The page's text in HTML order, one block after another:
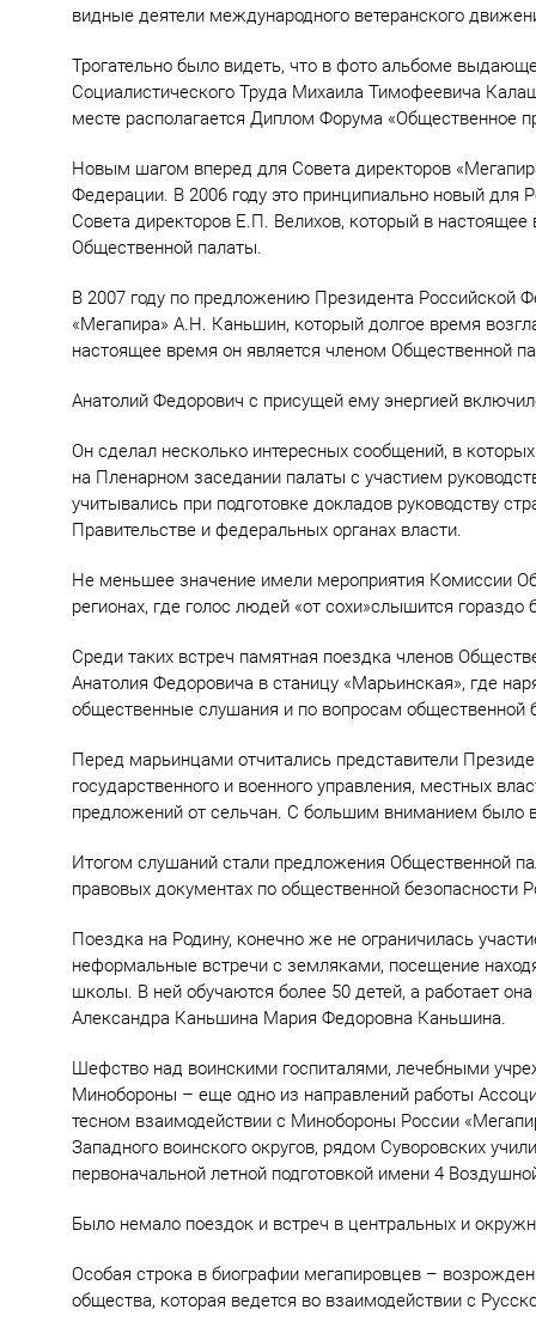
видные деятели международного ветеранского
Трогательно было видеть, что в фото альбоме
Социалистического Труда Михаила Тимофеевича
месте располагается Диплом Форума «Общественное
Новым шагом вперед для Совета директоров
Федерации. В 2006 году это принципиально новый для
Совета директоров Е.П. Велихов, который в
Общественной палаты.
В 2007 году по предложению Президента Российской
«Мегапира» А.Н. Каньшин, который долгое время
настоящее время он является членом Общественной
Анатолий Федорович с присущей ему энергией
Он сделал несколько интересных сообщений, в
на Пленарном заседании палаты с участием
учитывались при подготовке докладов руководству
Правительстве и федеральных органах власти.
Не меньшее значение имели мероприятия Комиссии
регионах, где голос людей «от сохи»слышится
Среди таких встреч памятная поездка членов
Анатолия Федоровича в станицу «Марьинская», где
общественные слушания и по вопросам общественной
Перед марьинцами отчитались представители
государственного и военного управления, местных
предложений от сельчан. С большим вниманием было
Итогом слушаний стали предложения Общественной
правовых документах по общественной безопасности
Поездка на Родину, конечно же не ограничилась
неформальные встречи с земляками, посещение
школы. В ней обучаются более 50 детей, а работает
Александра Каньшина Мария Федоровна Каньшина.
Шефство над воинскими госпиталями, лечебными
Минобороны – еще одно из направлений работы
тесном взаимодействии с Минобороны России
Западного воинского округов, рядом Суворовских
первоначальной летной подготовкой имени 4
Было немало поездок и встреч в центральных и
Особая строка в биографии мегапировцев –
общества, которая ведется во взаимодействии с